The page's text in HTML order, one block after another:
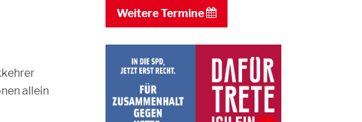
allein
Weitere Termine